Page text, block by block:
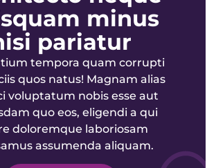
minus
pariatur
tempora quam corrupti
quos natus! Magnam alias
voluptatum nobis esse aut
quo eos, eligendi a qui
doloremque laboriosam
assumenda aliquam.